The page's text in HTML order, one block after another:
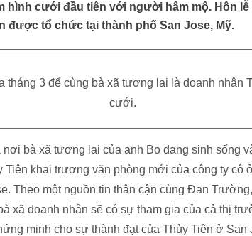
hình cưới đầu tiên với người hâm mộ. Hôn
được tổ chức tại thành phố San Jose, Mỹ.
3 để cùng bà xã tương lai là doanh nhân
cưới.
bà xã tương lai của anh Bo đang sinh sống
Tiên khai trương văn phòng mới của công ty cô
Theo một nguồn tin thân cận cùng Đan
xã doanh nhân sẽ có sự tham gia của cả thị
minh cho sự thành đạt của Thủy Tiên ở San